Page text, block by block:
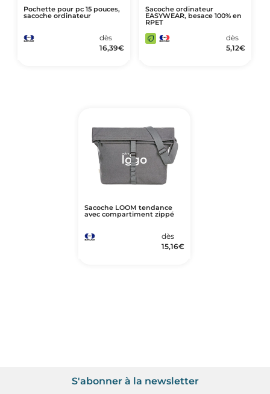
Pochette pour pc 15 pouces,
sacoche ordinateur
dès
16,39€
Sacoche ordinateur
EASYWEAR, besace 100% en
RPET
dès
5,12€
Sacoche LOOM tendance
avec compartiment zippé
dès
15,16€
S'abonner à la newsletter